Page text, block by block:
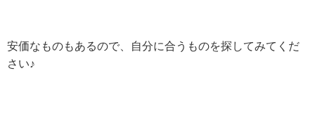
安価なものもあるので、自分に合うものを探してみてくだ
さい♪